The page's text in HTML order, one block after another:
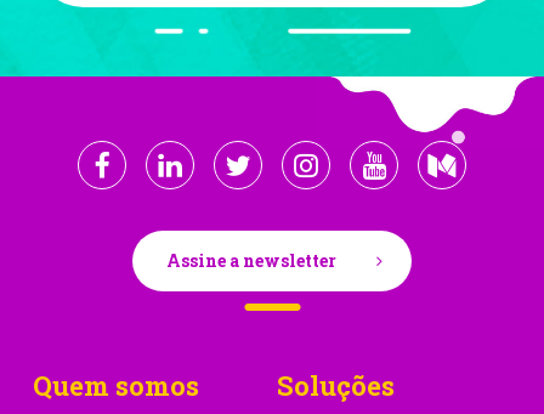
Assine a newsletter
Quem somos Soluções